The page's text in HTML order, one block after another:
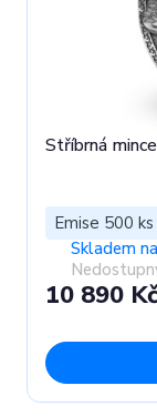
Stříbrná
Emise 500 ks
Skladem
10 890